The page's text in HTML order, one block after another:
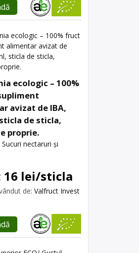
ecologic – 100%
avizat de IBA,
de sticla,
proprie.
Sucuri nectaruri și
16 lei/sticla
de: Valfruct Invest